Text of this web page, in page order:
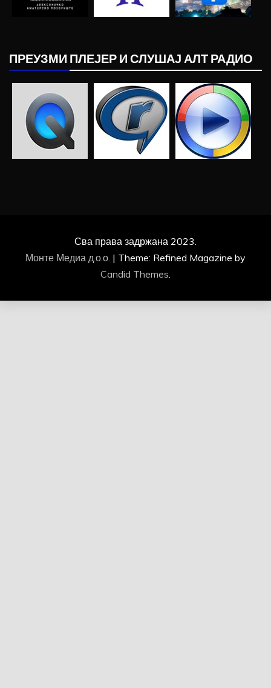
ПРЕУЗМИ ПЛЕЈЕР И СЛУШАЈ АЛТ РАДИО
Сва права задржана 2023.
Монте Медиа д.о.о. | Theme: Refined Magazine by
Candid Themes.